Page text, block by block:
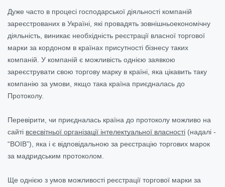
Дуже часто в процесі господарської діяльності компаній
зареєстрованих в Україні, які провадять зовнішньоекономічну
діяльність, виникає необхідність реєстрації власної торгової
марки за кордоном в країнах присутності бізнесу таких
компаній. У компаній є можливість однією заявкою
зареєструвати свою торгову марку в країні, яка цікавить таку
компанію за умови, якщо така країна приєдналась до
Протоколу.
Перевірити, чи приєдналась країна до протоколу можливо на
сайті всесвітньої організації інтелектуальної власності (надалі -
“ВОІВ”), яка і є відповідальною за реєстрацію торгових марок
за мадридським протоколом.
Ще однією з умов можливості реєстрації торгової марки за